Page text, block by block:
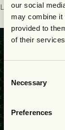
our social
may combine it
provided to
of their
Selection
Necessary
Preferences
halvtidsvilan
bollen, men
seger! Matchfoto:
Läs mer